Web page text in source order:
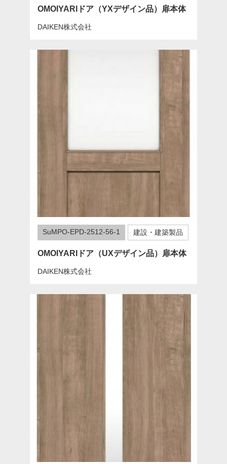
OMOIYARIドア（YXデザイン品）扉本体
DAIKEN株式会社
SuMPO-EPD-2512-56-1 建設・建築製品
OMOIYARIドア（UXデザイン品）扉本体
DAIKEN株式会社